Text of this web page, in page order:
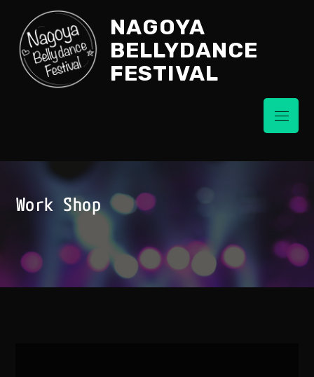
content
NAGOYA
BELLYDANCE
FESTIVAL
Menu
Work Shop